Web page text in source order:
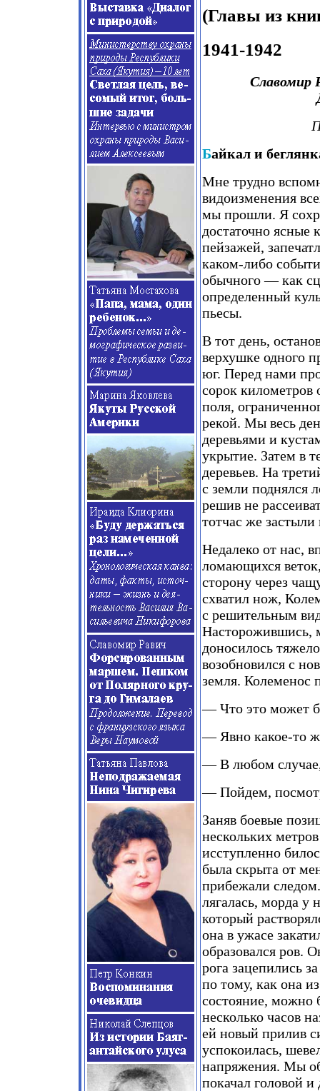
(Главы из
1941-1942
Славомир
Байкал и
Мне трудно
видоизменения
мы прошли. Я
достаточно ясные
пейзажей,
каком-либо
обычного — как
определенный
пьесы.
В тот день,
верхушке одного
юг. Перед нами
сорок километров
поля,
рекой. Мы весь
деревьями и
укрытие. Затем в
деревьев. На
с земли поднялся
решив не
тотчас же
Недалеко от нас,
ломающихся
сторону через
схватил нож,
с решительным
Насторожившись,
доносилось
возобновился с
земля. Колеменос
— Что это может
— Явно какое-то
— В любом случае,
— Пойдем,
Заняв боевые
нескольких
исступленно
была скрыта от
прибежали
лягалась, морда у
который
она в ужасе
образовался ров.
рога зацепились
по тому, как она
состояние, можно
несколько часов
ей новый прилив
успокоилась,
напряжения. Мы
покачал головой и